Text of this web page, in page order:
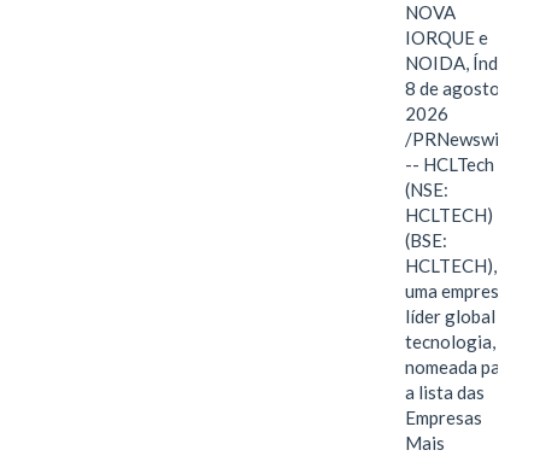
NOVA
IORQUE e
NOIDA, Índia,
8 de agosto de
2026
/PRNewswire/
-- HCLTech
(NSE:
HCLTECH)
(BSE:
HCLTECH),
uma empresa
líder global em
tecnologia, foi
nomeada para
a lista das
Empresas
Mais